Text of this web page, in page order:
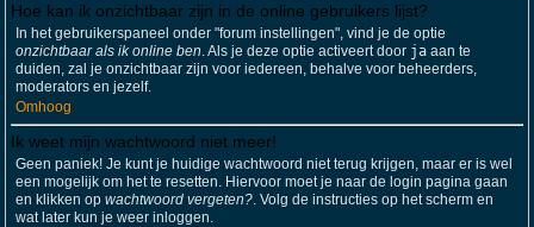
Hoe kan ik onzichtbaar zijn in de online gebruikers lijst?
In het gebruikerspaneel onder "forum instellingen", vind je de optie
onzichtbaar als ik online ben. Als je deze optie activeert door ja aan te
duiden, zal je onzichtbaar zijn voor iedereen, behalve voor beheerders,
moderators en jezelf.
Omhoog
Ik weet mijn wachtwoord niet meer!
Geen paniek! Je kunt je huidige wachtwoord niet terug krijgen, maar er is wel
een mogelijk om het te resetten. Hiervoor moet je naar de login pagina gaan
en klikken op wachtwoord vergeten?. Volg de instructies op het scherm en
wat later kun je weer inloggen.